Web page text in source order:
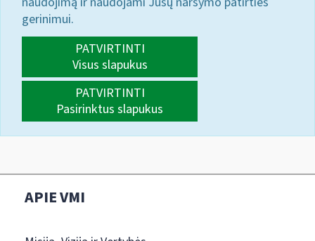
gerinimui.
PATVIRTINTI
Visus slapukus
PATVIRTINTI
Pasirinktus slapukus
APIE VMI